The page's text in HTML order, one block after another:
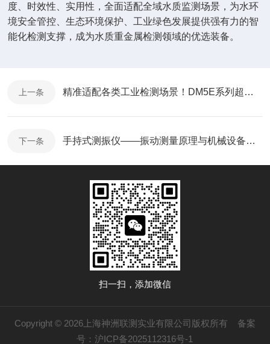
度、时效性、实用性，全面适配全域水质监测场景，为水环
境安全管控、生态环境保护、工业绿色发展提供强有力的智
能化检测支撑，成为水质重金属检测领域的优选装备。
上一条 精准适配各类工业检测场景！DM5E系列超声波测厚仪选型指南
下一条 手持式测振仪——振动测量原理与机械设备状态监测应用解析
扫一扫，添加微信
Copyright © 2026上海神洲联测实业有限公司版权所有 备案
号：沪ICP备2025112316号-1